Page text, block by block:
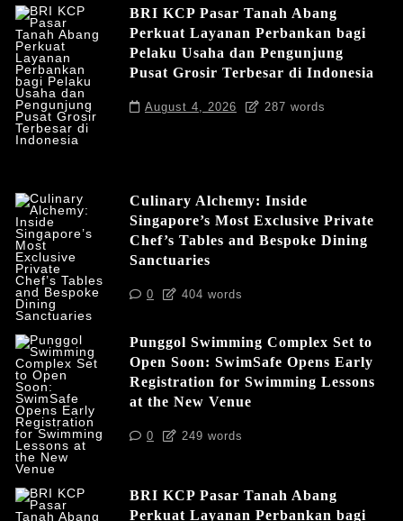
BRI KCP Pasar Tanah Abang
Perkuat Layanan Perbankan bagi
Pelaku Usaha dan Pengunjung
Pusat Grosir Terbesar di Indonesia
August 4, 2026 287 words
Culinary Alchemy: Inside
Singapore’s Most Exclusive Private
Chef’s Tables and Bespoke Dining
Sanctuaries
0 404 words
Punggol Swimming Complex Set to
Open Soon: SwimSafe Opens Early
Registration for Swimming Lessons
at the New Venue
0 249 words
BRI KCP Pasar Tanah Abang
Perkuat Layanan Perbankan bagi